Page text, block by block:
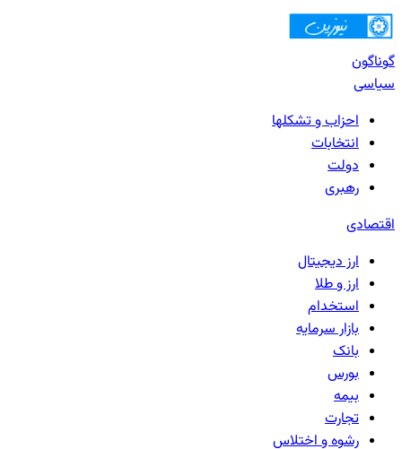
گوناگون
سیاسی
احزاب و تشکلها
انتخابات
دولت
رهبری
اقتصادی
ارز دیجیتال
ارز و طلا
استخدام
بازار سرمایه
بانک‌
بورس
بیمه
تجارت
رشوه و اختلاس